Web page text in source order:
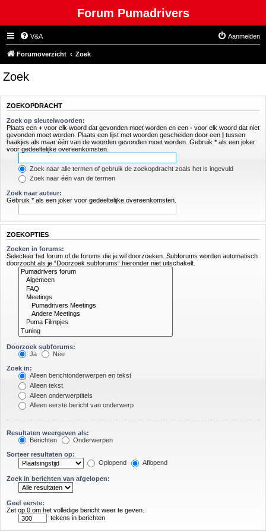
Forum Pumadrivers
V&A Aanmelden
Forumoverzicht Zoek
Zoek
ZOEKOPDRACHT
Zoek op sleutelwoorden:
Plaats een + voor elk woord dat gevonden moet worden en een - voor elk woord dat niet
gevonden moet worden. Plaats een lijst met woorden gescheiden door een | tussen
haakjes als maar één van de woorden gevonden moet worden. Gebruik * als een joker
voor gedeeltelijke overeenkomsten.
Zoek naar alle termen of gebruik de zoekopdracht zoals het is ingevuld
Zoek naar één van de termen
Zoek naar auteur:
Gebruik * als een joker voor gedeeltelijke overeenkomsten.
ZOEKOPTIES
Zoeken in forums:
Selecteer het forum of de forums die je wil doorzoeken. Subforums worden automatisch
doorzocht als je “Doorzoek subforums“ hieronder niet uitschakelt.
Doorzoek subforums:
Ja
Nee
Zoek in:
Alleen berichtonderwerpen en tekst
Alleen tekst
Alleen onderwerptitels
Alleen eerste bericht van onderwerp
Resultaten weergeven als:
Berichten
Onderwerpen
Sorteer resultaten op:
Oplopend
Aflopend
Zoek in berichten van afgelopen:
Geef eerste:
Zet op 0 om het volledige bericht weer te geven.
tekens in berichten